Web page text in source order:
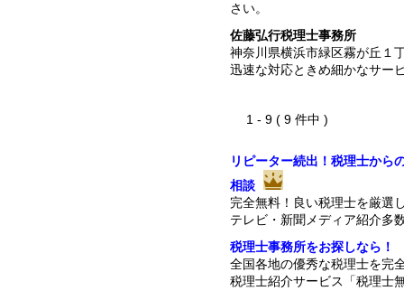
さい。
佐藤弘行税理士事務所
神奈川県横浜市緑区霧が丘１
迅速な対応ときめ細かなサー
1 - 9 ( 9 件中 )
リピーター続出！税理士から
相談
完全無料！良い税理士を厳選
テレビ・新聞メディア紹介多
税理士事務所をお探しなら！
全国各地の優秀な税理士を完
税理士紹介サービス「税理士